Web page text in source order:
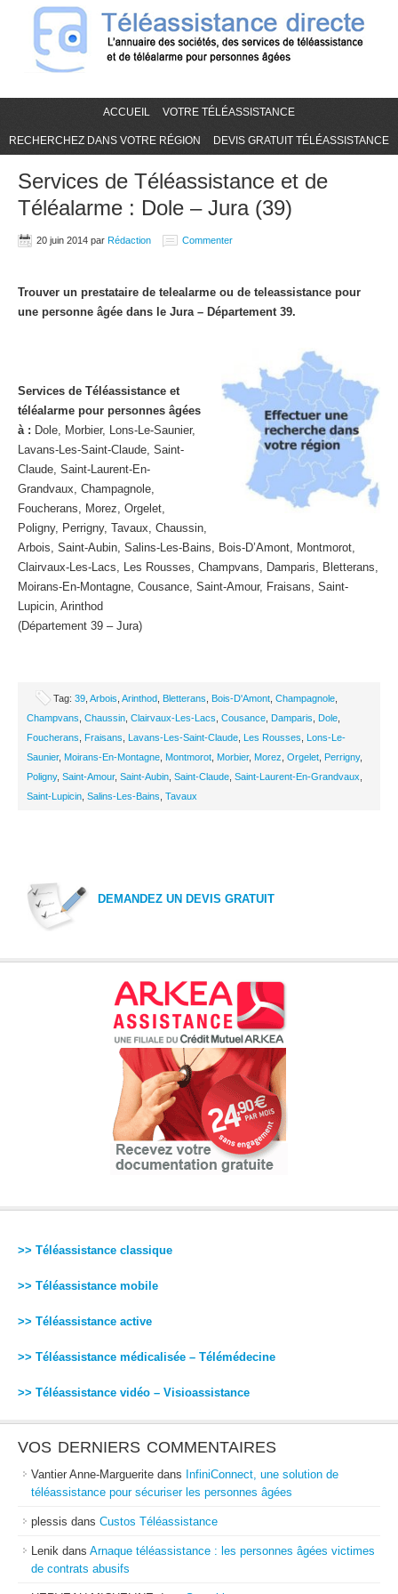
ACCUEIL VOTRE TÉLÉASSISTANCE
RECHERCHEZ DANS VOTRE RÉGION DEVIS GRATUIT TÉLÉASSISTANCE
Services de Téléassistance et de
Téléalarme : Dole – Jura (39)
20 juin 2014 par Rédaction Commenter
Trouver un prestataire de telealarme ou de teleassistance pour
une personne âgée dans le Jura – Département 39.
Services de Téléassistance et
téléalarme pour personnes âgées
à : Dole, Morbier, Lons-Le-Saunier,
Lavans-Les-Saint-Claude, Saint-
Claude, Saint-Laurent-En-
Grandvaux, Champagnole,
Foucherans, Morez, Orgelet,
Poligny, Perrigny, Tavaux, Chaussin,
Arbois, Saint-Aubin, Salins-Les-Bains, Bois-D’Amont, Montmorot,
Clairvaux-Les-Lacs, Les Rousses, Champvans, Damparis, Bletterans,
Moirans-En-Montagne, Cousance, Saint-Amour, Fraisans, Saint-
Lupicin, Arinthod
(Département 39 – Jura)
Tag: 39 Arbois Arinthod Bletterans Bois-D'Amont Champagnole
Champvans Chaussin Clairvaux-Les-Lacs Cousance Damparis Dole
Foucherans
Fraisans Lavans-Les-Saint-Claude Les Rousses
Lons-Le-
Saunier, Moirans-En-Montagne Montmorot Morbier, Morez Orgelet Perrigny,
Poligny, Saint-Amour, Saint-Aubin Saint-Claude Saint-Laurent-En-Grandvaux
Saint-Lupicin Salins-Les-Bains Tavaux
DEMANDEZ UN DEVIS GRATUIT
>> Téléassistance classique
>> Téléassistance mobile
>> Téléassistance active
>> Téléassistance médicalisée – Télémédecine
>> Téléassistance vidéo – Visioassistance
VOS DERNIERS COMMENTAIRES
Vantier Anne-Marguerite dans InfiniConnect, une solution de
téléassistance pour sécuriser les personnes âgées
plessis dans Custos Téléassistance
Lenik dans Arnaque téléassistance : les personnes âgées victimes
de contrats abusifs